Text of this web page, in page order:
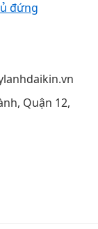
đứng
Quận 12,